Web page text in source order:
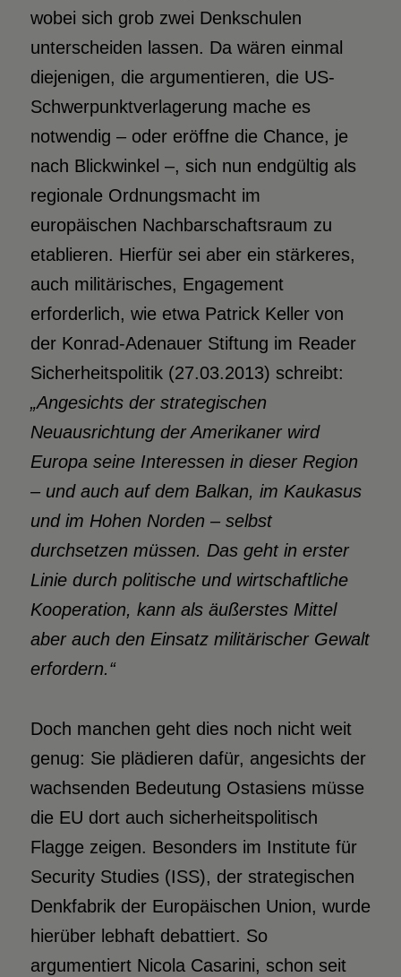
wobei sich grob zwei Denkschulen
unterscheiden lassen. Da wären einmal
diejenigen, die argumentieren, die US-
Schwerpunktverlagerung mache es
notwendig – oder eröffne die Chance, je
nach Blickwinkel –, sich nun endgültig als
regionale Ordnungsmacht im
europäischen Nachbarschaftsraum zu
etablieren. Hierfür sei aber ein stärkeres,
auch militärisches, Engagement
erforderlich, wie etwa Patrick Keller von
der Konrad-Adenauer Stiftung im Reader
Sicherheitspolitik (27.03.2013) schreibt:
„Angesichts der strategischen
Neuausrichtung der Amerikaner wird
Europa seine Interessen in dieser Region
– und auch auf dem Balkan, im Kaukasus
und im Hohen Norden – selbst
durchsetzen müssen. Das geht in erster
Linie durch politische und wirtschaftliche
Kooperation, kann als äußerstes Mittel
aber auch den Einsatz militärischer Gewalt
erfordern.“
Doch manchen geht dies noch nicht weit
genug: Sie plädieren dafür, angesichts der
wachsenden Bedeutung Ostasiens müsse
die EU dort auch sicherheitspolitisch
Flagge zeigen. Besonders im Institute für
Security Studies (ISS), der strategischen
Denkfabrik der Europäischen Union, wurde
hierüber lebhaft debattiert. So
argumentiert Nicola Casarini, schon seit